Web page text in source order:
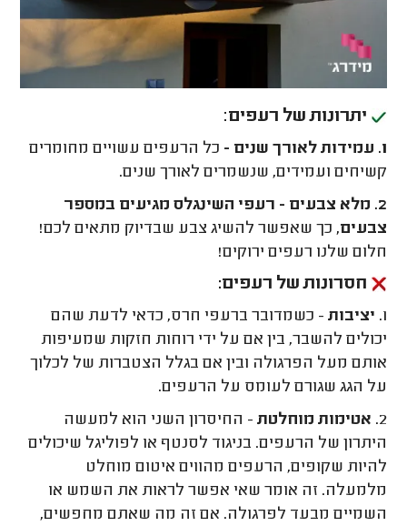
יתרונות של רעפים:
1. עמידות לאורך שנים -
כל הרעפים עשויים מחומרים
קשיחים ועמידים, שנשמרים לאורך שנים.
2. מלא צבעים - רעפי השינגלס מגיעים במספר
צבעים, כך שאפשר להשיג צבע שבדיוק מתאים לכם!
חלום שלנו רעפים ירוקים!
חסרונות של רעפים:
1. יציבות - כשמדובר ברעפי חרס, כדאי לדעת שהם
יכולים להשבר, בין אם על ידי רוחות חזקות שמעיפות
אותם מעל הפרגולה ובין אם בגלל הצטברות של לכלוך
על הגג שגורם לעומס על הרעפים.
2. אטימות מוחלטת - החיסרון השני הוא למעשה
היתרון של הרעפים. בניגוד לסנטף או לפוליגל שיכולים
להיות שקופים, הרעפים מהווים איטום מוחלט
מלמעלה. זה אומר שאי אפשר לראות את השמש או
השמיים מבעד לפרגולה. אם זה מה שאתם מחפשים,